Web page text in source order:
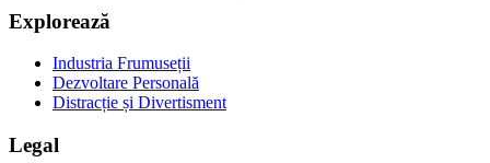
Explorează
Industria Frumuseții
Dezvoltare Personală
Distracție și Divertisment
Legal